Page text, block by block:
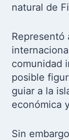
natural de
Representó
comunidad
posible
guiar a la
económica
Sin